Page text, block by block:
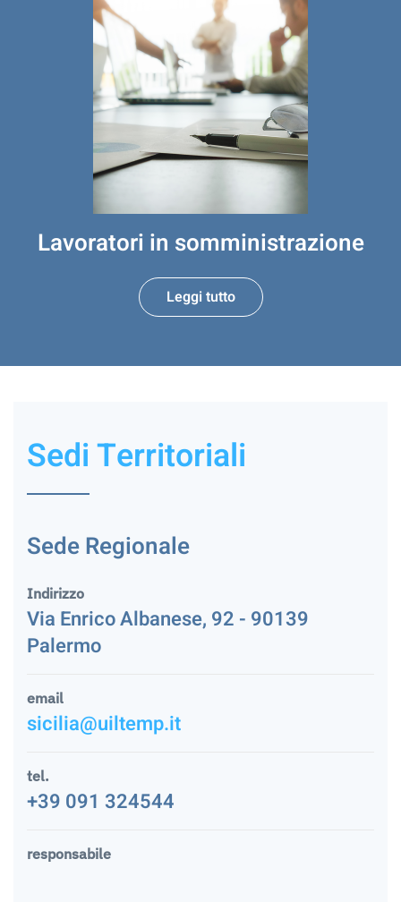
Lavoratori in somministrazione
Leggi tutto
Sedi Territoriali
Sede Regionale
Indirizzo
Via Enrico Albanese, 92 - 90139
Palermo
email
sicilia@uiltemp.it
tel.
+39 091 324544
responsabile